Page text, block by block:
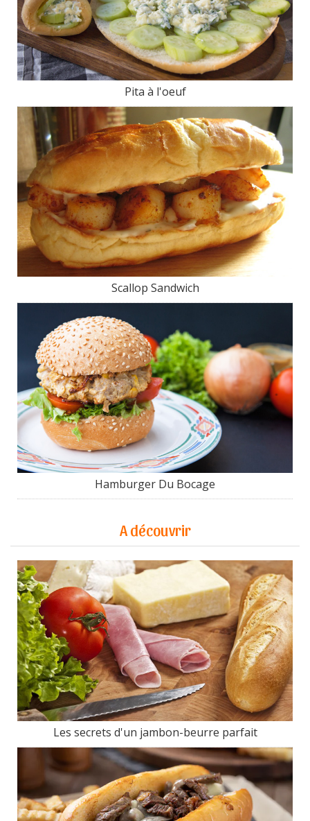
Pita à l'oeuf
Scallop Sandwich
Hamburger Du Bocage
A découvrir
Les secrets d'un jambon-beurre parfait